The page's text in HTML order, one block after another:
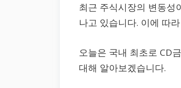
최근 주식시장의 변동성
나고 있습니다. 이에 따
오늘은 국내 최초로 CD
대해 알아보겠습니다.